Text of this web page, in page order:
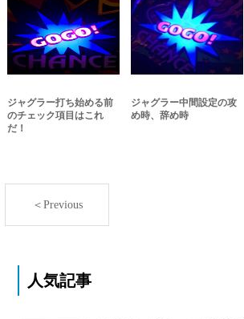
ジャグラー打ち始める前
のチェック項目はこれ
だ！
ジャグラー中間設定の攻
め時、辞め時
＜Previous
人気記事